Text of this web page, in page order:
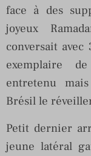
face à des
joyeux
conversait avec
exemplaire
entretenu
Brésil le
Petit dernier
jeune latéral